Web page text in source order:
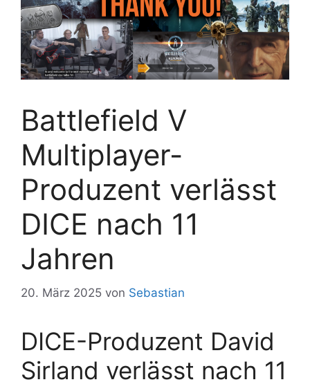
Battlefield V
Multiplayer-
Produzent verlässt
DICE nach 11
Jahren
20. März 2025 von Sebastian
DICE-Produzent David
Sirland verlässt nach 11